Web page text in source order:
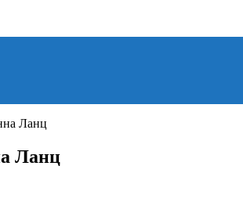
Ланц
Ланц